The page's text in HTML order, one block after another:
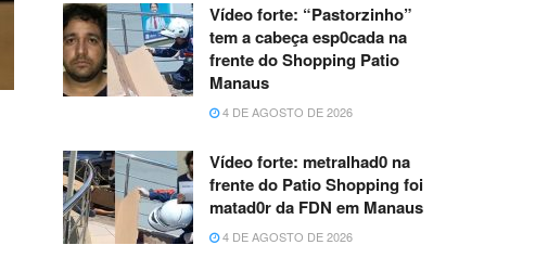
Vídeo forte: “Pastorzinho”
tem a cabeça esp0cada na
frente do Shopping Patio
Manaus
4 DE AGOSTO DE 2026
Vídeo forte: metralhad0 na
frente do Patio Shopping foi
matad0r da FDN em Manaus
4 DE AGOSTO DE 2026